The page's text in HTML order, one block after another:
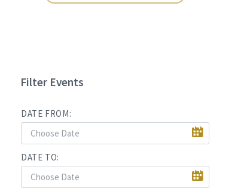
Filter Events
DATE FROM:
DATE TO: